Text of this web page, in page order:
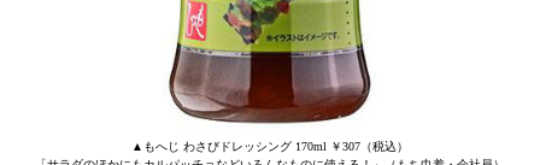
▲もへじ わさびドレッシング 170ml ￥307（税込）